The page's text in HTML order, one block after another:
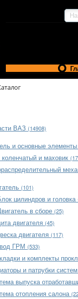
ВАЗ (14908)
и основные
и маховик
(101)
цилиндров и
в сборе (25)
двигателя (45)
двигателя (117)
ГРМ (533)
и комплекты
и патрубки
выпуска
отопления салона